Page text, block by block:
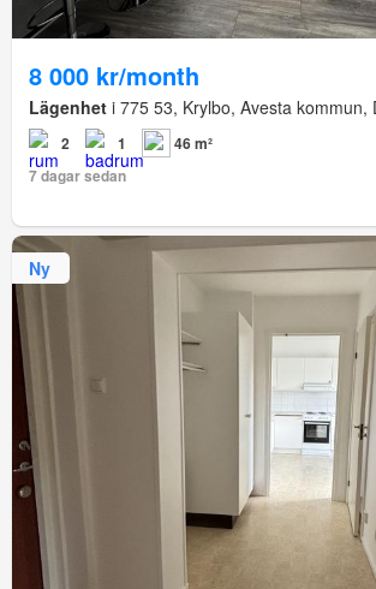
8 000 kr/month
Lägenhet i 775 53, Krylbo, Avesta kommun,
2 1
46 m²
7 dagar sedan
Ny